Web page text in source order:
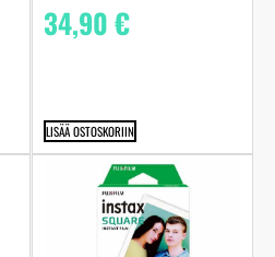
34,90€
LISÄÄ OSTOSKORIIN